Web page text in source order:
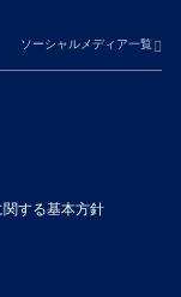
ソーシャルメディア一覧
する基本方針